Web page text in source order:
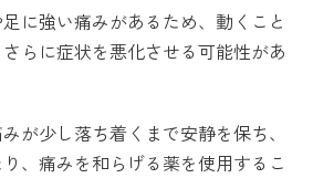
に強い痛みがあるため、動くこと
らに症状を悪化させる可能性があ
が少し落ち着くまで安静を保ち、
、痛みを和らげる薬を使用するこ